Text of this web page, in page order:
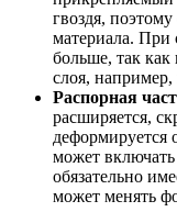
гвоздя,
материала. При
больше, так
слоя,
Распорная
расширяется,
деформируется
может
обязательно
может менять